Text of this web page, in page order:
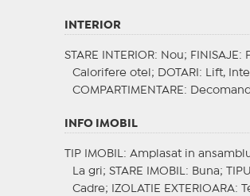
INTERIOR
STARE INTERIOR: Nou; FINISAJE :
Calorifere otel;
DOTARI : Lift,
COMPARTIMENTARE :
INFO IMOBIL
TIP IMOBIL : Amplasat in
La gri; STARE IMOBIL : Buna;
Cadre;
IZOLATIE EXTERIOARA: